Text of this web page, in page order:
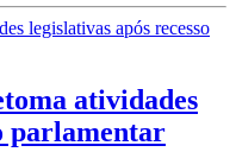
atividades
parlamentar